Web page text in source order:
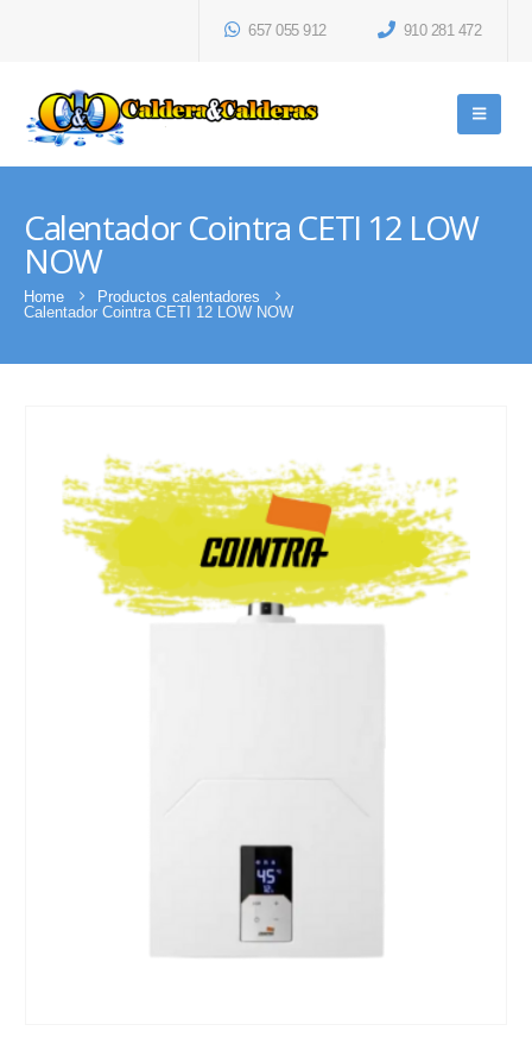
657 055 912 910 281 472
Calentador Cointra CETI 12 LOW
NOW
Home
Productos calentadores
Calentador Cointra CETI 12 LOW NOW